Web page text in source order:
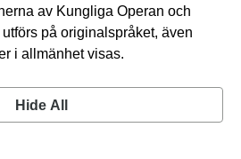
av Kungliga Operan och
på originalspråket, även
i allmänhet visas.
Hide All